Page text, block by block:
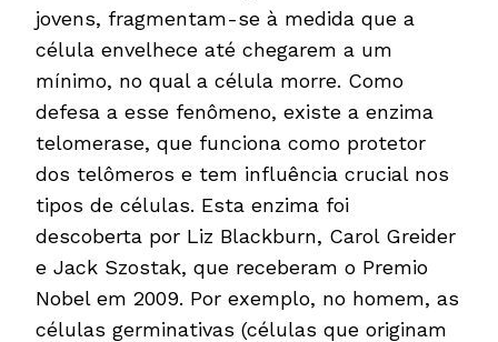
jovens, fragmentam-se à medida que a
célula envelhece até chegarem a um
mínimo, no qual a célula morre. Como
defesa a esse fenômeno, existe a enzima
telomerase, que funciona como protetor
dos telômeros e tem influência crucial nos
tipos de células. Esta enzima foi
descoberta por Liz Blackburn, Carol Greider
e Jack Szostak, que receberam o Premio
Nobel em 2009. Por exemplo, no homem, as
células germinativas (células que originam